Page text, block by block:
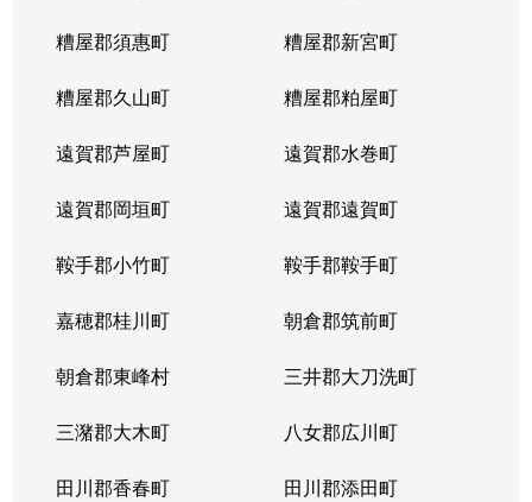
糟屋郡須惠町 糟屋郡新宮町
糟屋郡久山町 糟屋郡粕屋町
遠賀郡芦屋町 遠賀郡水巻町
遠賀郡岡垣町 遠賀郡遠賀町
鞍手郡小竹町 鞍手郡鞍手町
嘉穂郡桂川町 朝倉郡筑前町
朝倉郡東峰村 三井郡大刀洗町
三潴郡大木町 八女郡広川町
田川郡香春町 田川郡添田町